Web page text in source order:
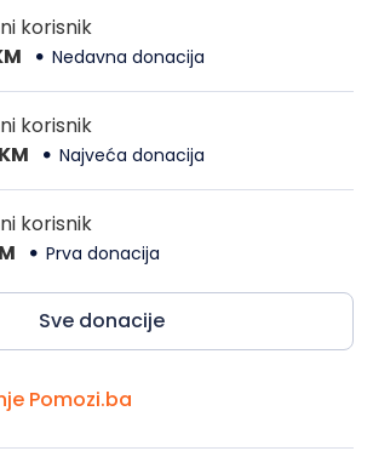
korisnik
Nedavna donacija
korisnik
Najveća donacija
korisnik
Prva donacija
Sve donacije
Pomozi.ba